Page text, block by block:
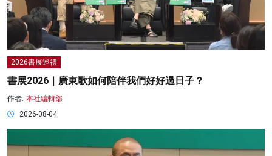
2026書展巡禮
書展2026｜廣東歌如何陪伴我們好好過日子？
作者: 本社編輯部
2026-08-04